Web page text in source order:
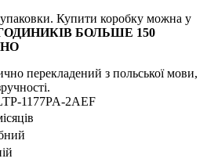
Купити коробку можна у
БОЛЬШЕ 150
перекладений з польської мови,
1177PA-2AEF